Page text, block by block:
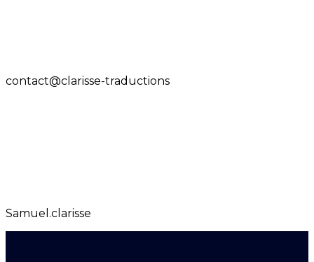
contact@clarisse-traductions
Samuel.clarisse